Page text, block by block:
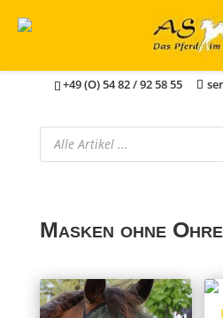
+49 (O) 54 82 / 92 58 55
Products
search
Masken ohne